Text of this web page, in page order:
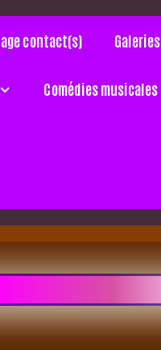
contact(s) Galeries
Comédies musicales